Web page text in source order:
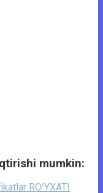
mumkin:
ROʻYXATI